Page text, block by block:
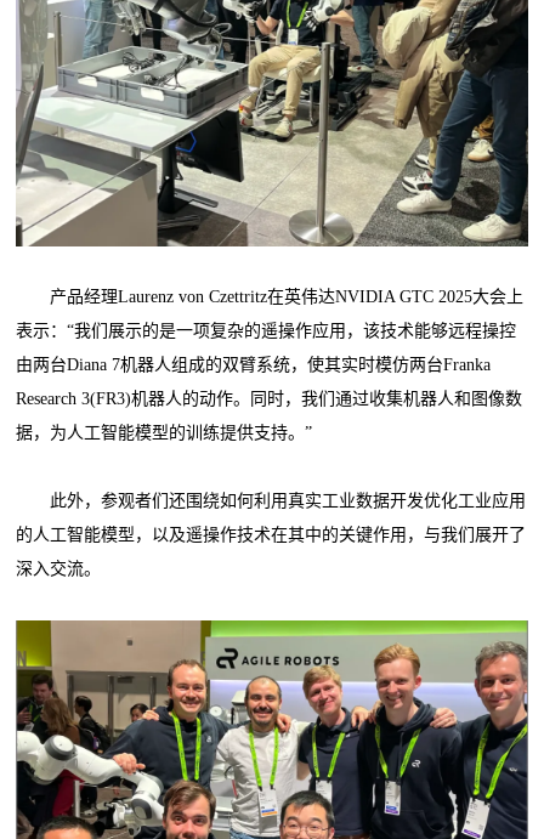
产品经理Laurenz von Czettritz在英伟达NVIDIA GTC 2025大会上
表示：“我们展示的是一项复杂的遥操作应用，该技术能够远程操控
由两台Diana 7机器人组成的双臂系统，使其实时模仿两台Franka
Research 3(FR3)机器人的动作。同时，我们通过收集机器人和图像数
据，为人工智能模型的训练提供支持。”
此外，参观者们还围绕如何利用真实工业数据开发优化工业应用
的人工智能模型，以及遥操作技术在其中的关键作用，与我们展开了
深入交流。